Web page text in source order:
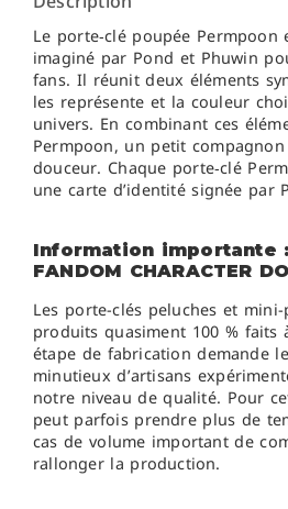
Le porte‑clé poupée Permpoon
imaginé par Pond et Phuwin
fans. Il réunit deux éléments
les représente et la couleur
univers. En combinant ces
Permpoon, un petit
douceur. Chaque porte‑clé
une carte d’identité signée par
Information importante :
FANDOM CHARACTER
Les porte-clés peluches et
produits quasiment 100 % faits
étape de fabrication demande
minutieux d’artisans
notre niveau de qualité. Pour
peut parfois prendre plus de
cas de volume important de
rallonger la production.